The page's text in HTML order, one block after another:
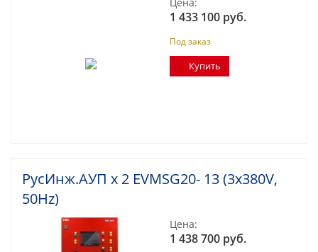
1 433 100 руб.
Под заказ
Купить
РусИнж.АУП х 2 EVMSG20- 13 (3x380V,
50Hz)
Цена:
1 438 700 руб.